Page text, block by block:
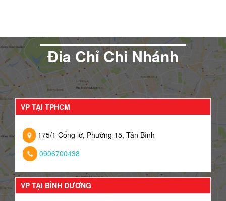
Đia Chỉ Chi Nhánh
VP TẠI TPHCM
175/1 Cống lỡ, Phường 15, Tân Bình
0906700438
VP TẠI BÌNH DƯƠNG